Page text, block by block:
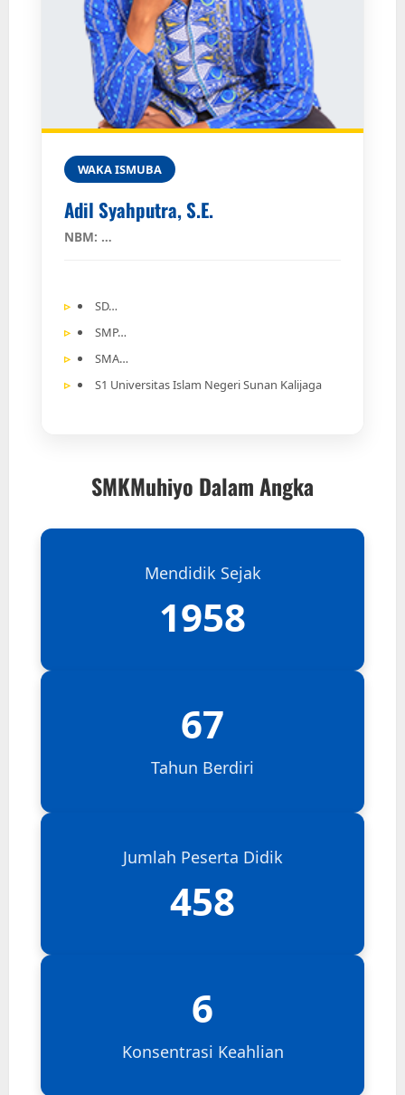
WAKA ISMUBA
Adil Syahputra, S.E.
NBM: …
SD…
SMP…
SMA…
S1 Universitas Islam Negeri Sunan Kalijaga
SMKMuhiyo Dalam Angka
Mendidik Sejak
1958
67
Tahun Berdiri
Jumlah Peserta Didik
458
6
Konsentrasi Keahlian